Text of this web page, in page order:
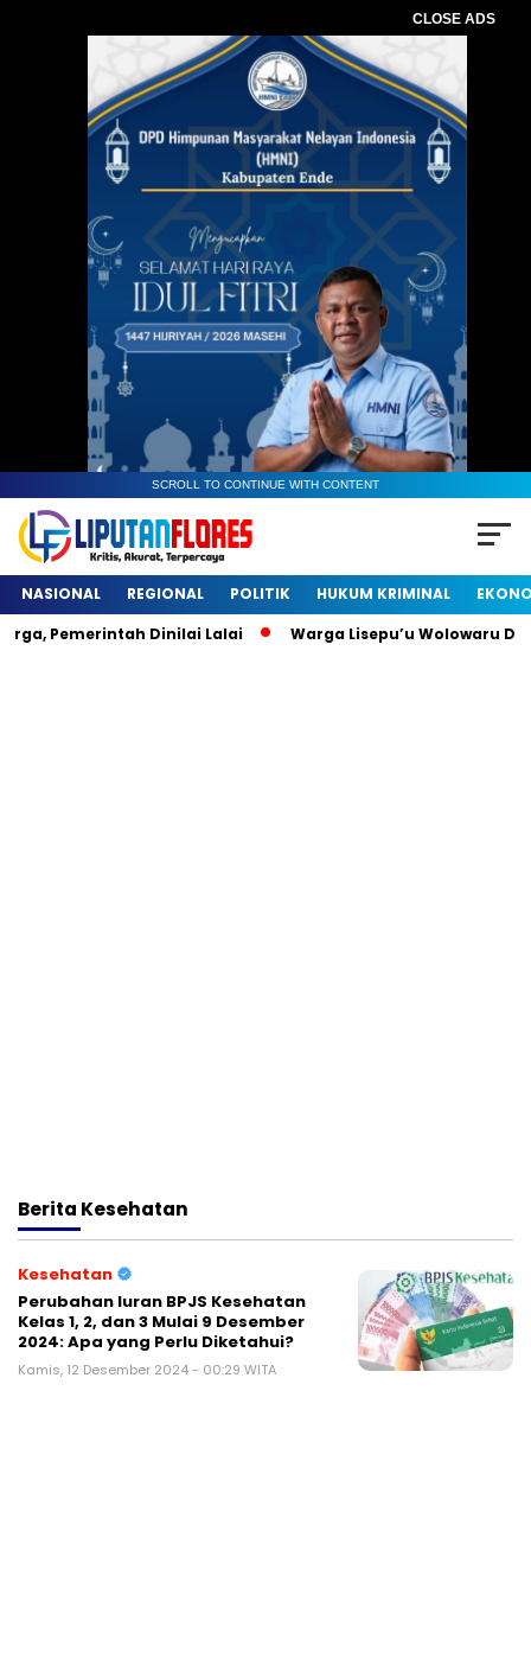
CLOSE ADS
SCROLL TO CONTINUE WITH CONTENT
NASIONAL REGIONAL POLITIK HUKUM KRIMINAL
Pemerintah Dinilai Lalai
Warga Lisepu’u Wolowaru
Berita Kesehatan
Kesehatan
Perubahan Iuran BPJS Kesehatan
Kelas 1, 2, dan 3 Mulai 9 Desember
2024: Apa yang Perlu Diketahui?
Kamis, 12 Desember 2024 - 00:29 WITA